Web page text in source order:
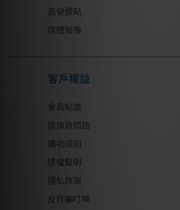
直營據點
媒體報導
客戶權益
會員制度
退換貨問題
購物須知
版權聲明
隱私政策
反詐騙叮嚀